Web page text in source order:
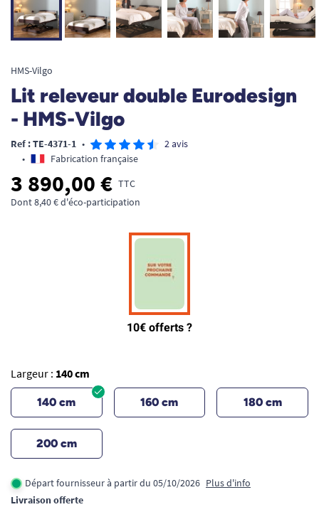
HMS-Vilgo
Lit releveur double Eurodesign
- HMS-Vilgo
Ref : TE-4371-1 •
2 avis
•
Fabrication française
3 890,00 € TTC
Dont 8,40 € d'éco-participation
Largeur : 140 cm
140 cm 160 cm 180 cm
200 cm
Départ fournisseur à partir du 05/10/2026 Plus d'info
Livraison offerte